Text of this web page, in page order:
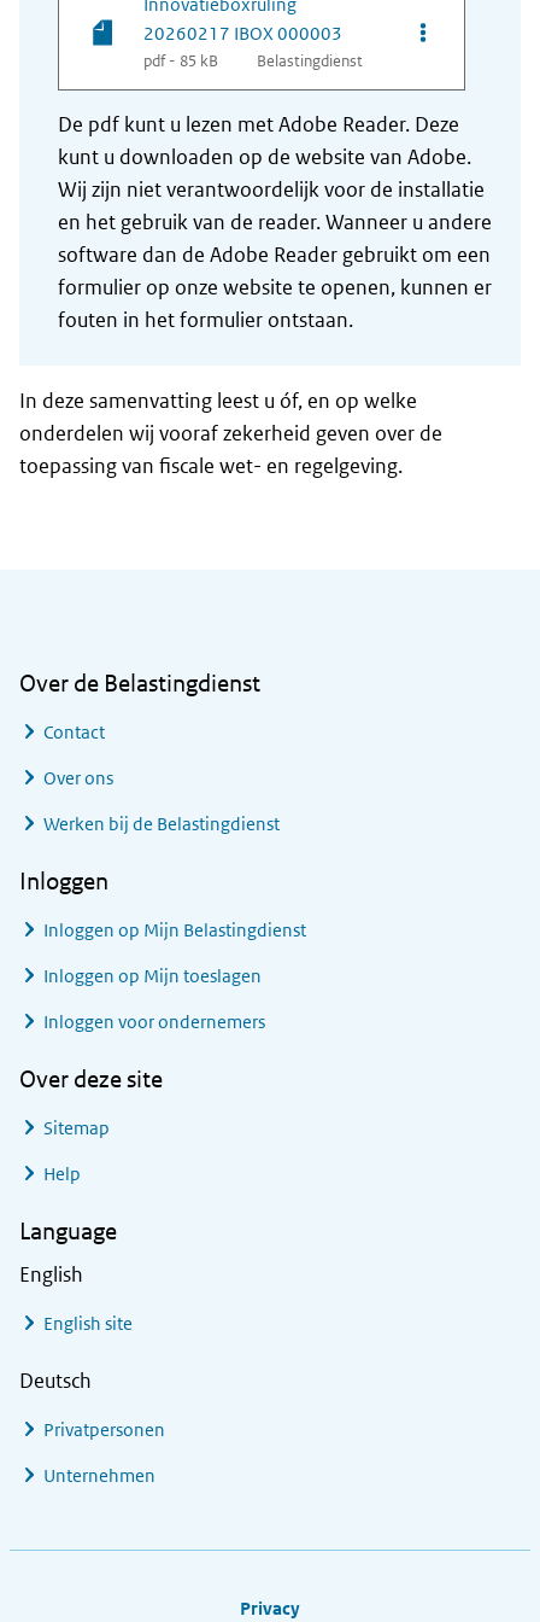
20260217 IBOX 000003
pdf - 85 kB Belastingdienst
Opties van
De pdf kunt u lezen met Adobe Reader. Deze
kunt u downloaden op de website van Adobe.
Wij zijn niet verantwoordelijk voor de installatie
en het gebruik van de reader. Wanneer u andere
software dan de Adobe Reader gebruikt om een
formulier op onze website te openen, kunnen er
fouten in het formulier ontstaan.
In deze samenvatting leest u óf, en op welke
onderdelen wij vooraf zekerheid geven over de
toepassing van fiscale wet- en regelgeving.
Over de Belastingdienst
Contact
Over ons
Werken bij de Belastingdienst
Inloggen
Inloggen op Mijn Belastingdienst
Inloggen op Mijn toeslagen
Inloggen voor ondernemers
Over deze site
Sitemap
Help
Language
English
English site
Deutsch
Privatpersonen
Unternehmen
Privacy